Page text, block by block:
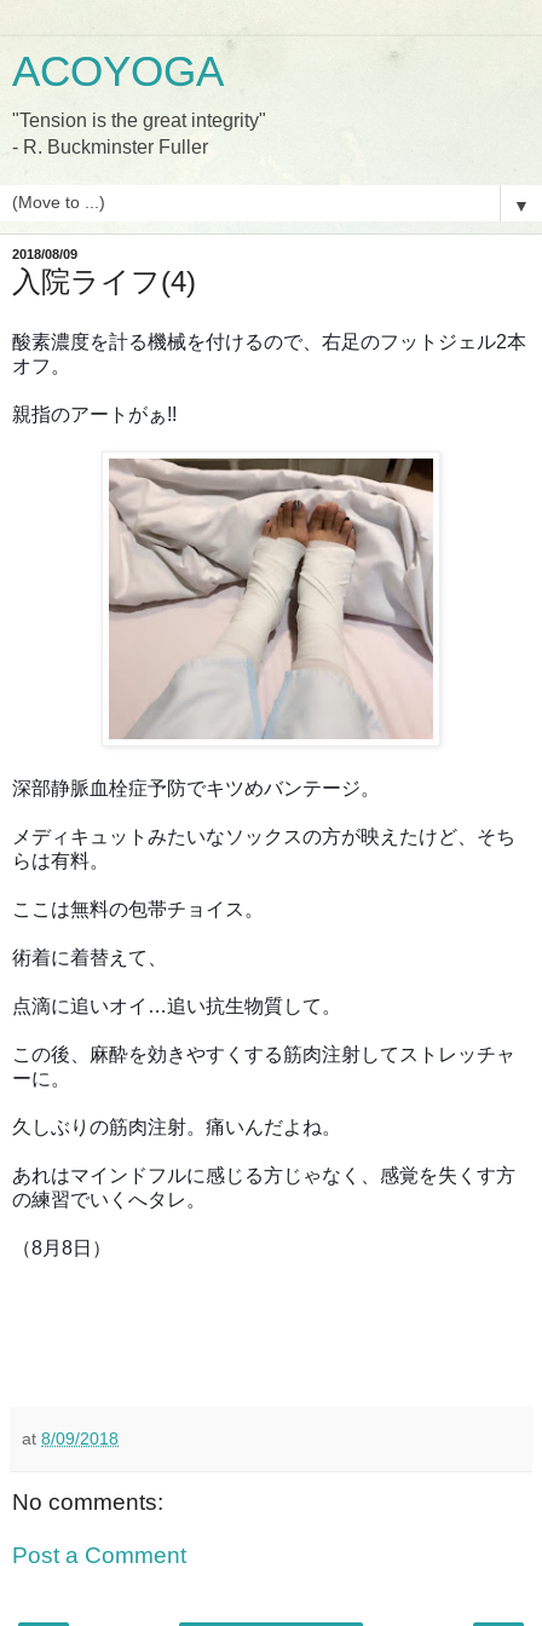
ACOYOGA
"Tension is the great integrity"
- R. Buckminster Fuller
▼
2018/08/09
入院ライフ(4)
酸素濃度を計る機械を付けるので、右足のフットジェル2本
オフ。
親指のアートがぁ!!
深部静脈血栓症予防でキツめバンテージ。
メディキュット みたいなソックスの方が映えたけど、そち
らは有料。
ここは無料の包帯チョイス。
術着に着替えて、
点滴に追いオイ…追い抗生物質して。
この後、麻酔を効きやすくする筋肉注射してストレッチャ
ーに。
久しぶりの筋肉注射。痛いんだよね。
あれはマインドフルに感じる方じ ゃなく、感覚を失くす方
の練習でいくへタレ。
（8月8日）
at 8/09/2018
No comments:
Post a Comment